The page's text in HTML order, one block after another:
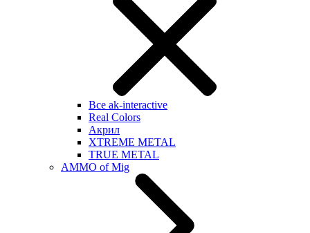
Все ak-interactive
Real Colors
Акрил
XTREME METAL
TRUE METAL
AMMO of Mig